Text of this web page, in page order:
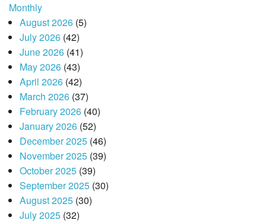
Monthly
August 2026(5)
July 2026(42)
June 2026(41)
May 2026(43)
April 2026(42)
March 2026(37)
February 2026(40)
January 2026(52)
December 2025(46)
November 2025(39)
October 2025(39)
September 2025(30)
August 2025(30)
July 2025(32)